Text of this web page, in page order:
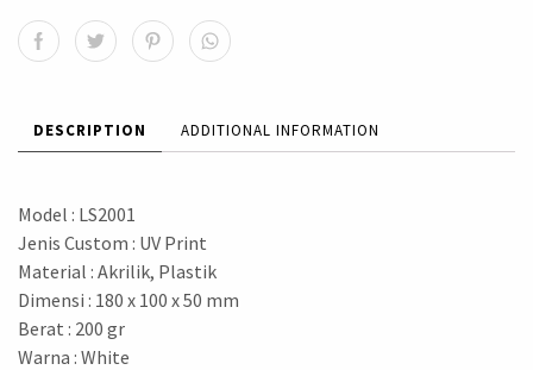
DESCRIPTION ADDITIONAL INFORMATION
Model : LS2001
Jenis Custom : UV Print
Material : Akrilik, Plastik
Dimensi : 180 x 100 x 50 mm
Berat : 200 gr
Warna : White